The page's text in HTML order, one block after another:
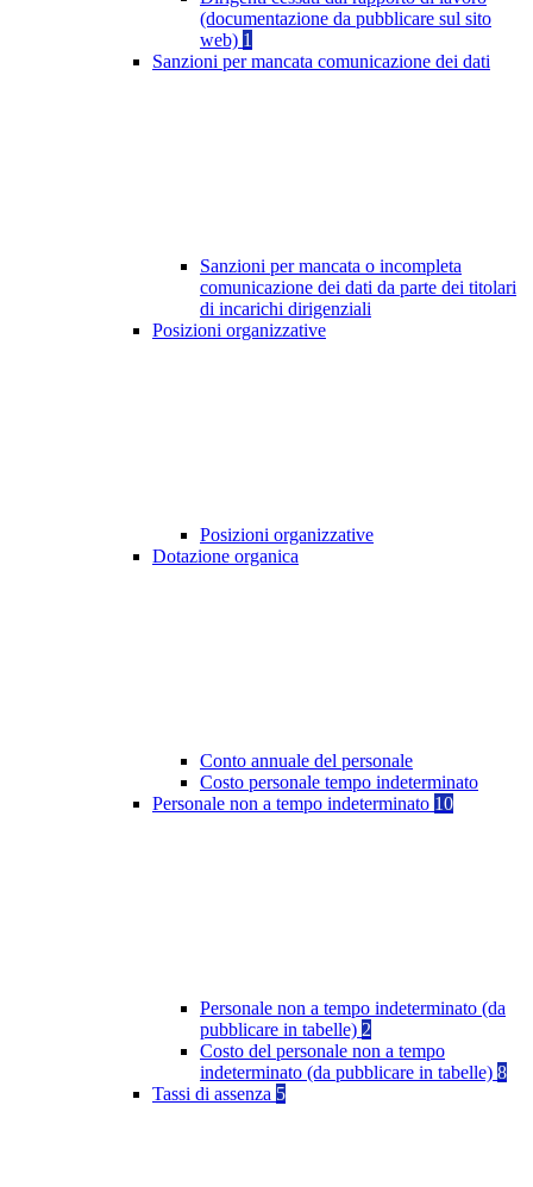
(documentazione da pubblicare sul sito
web) 1
Sanzioni per mancata comunicazione dei dati
Sanzioni per mancata o incompleta
comunicazione dei dati da parte dei titolari
di incarichi dirigenziali
Posizioni organizzative
Posizioni organizzative
Dotazione organica
Conto annuale del personale
Costo personale tempo indeterminato
Personale non a tempo indeterminato 10
Personale non a tempo indeterminato (da
pubblicare in tabelle) 2
Costo del personale non a tempo
indeterminato (da pubblicare in tabelle) 8
Tassi di assenza 5